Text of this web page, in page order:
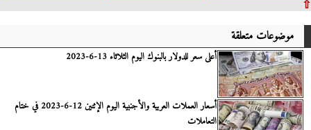
⇧
موضوعات متعلقة
أعلى سعر للدولار بالبنوك اليوم الثلاثاء 13-6-2023
أسعار العملات العربية والأجنبية اليوم الإثنين 12-6-2023 في ختام
التعاملات